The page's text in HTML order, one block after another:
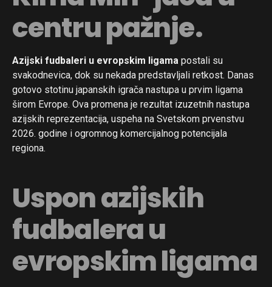
centru pažnje.
Azijski fudbaleri u evropskim ligama postali su
svakodnevica, dok su nekada predstavljali retkost. Danas
gotovo stotinu japanskih igrača nastupa u prvim ligama
širom Evrope. Ova promena je rezultat izuzetnih nastupa
azijskih reprezentacija, uspeha na Svetskom prvenstvu
2026. godine i ogromnog komercijalnog potencijala
regiona.
Uspon azijskih
fudbalera u
evropskim ligama